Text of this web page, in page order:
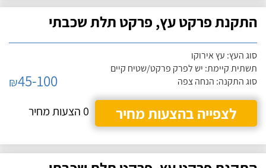
התקנת פרקט עץ, פרקט תלת שכבתי
סוג העץ: עץ אירוקו
תשתית קיימת: יש לפרק פרקט/שטיח קיים
סוג התקנה: הנחה צפה
₪45-100
לצפייה בהצעות מחיר
0 הצעות מחיר